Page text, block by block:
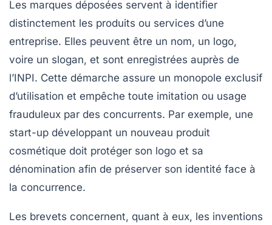
Les marques déposées servent à identifier
distinctement les produits ou services d’une
entreprise. Elles peuvent être un nom, un logo,
voire un slogan, et sont enregistrées auprès de
l’INPI. Cette démarche assure un monopole exclusif
d’utilisation et empêche toute imitation ou usage
frauduleux par des concurrents. Par exemple, une
start-up développant un nouveau produit
cosmétique doit protéger son logo et sa
dénomination afin de préserver son identité face à
la concurrence.
Les brevets concernent, quant à eux, les inventions